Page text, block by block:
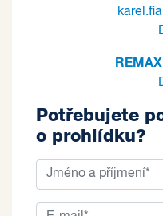
Potřebujete
o prohlídku?